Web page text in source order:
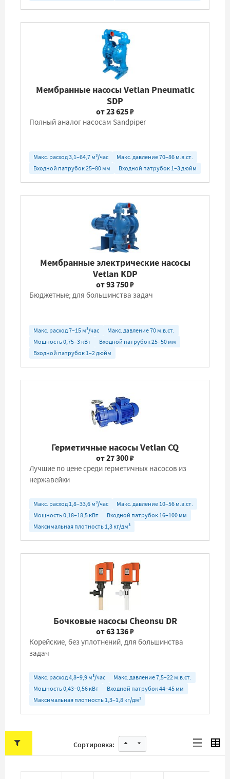
Мембранные насосы Vetlan Pneumatic
SDP
от 23 625 ₽
Полный аналог насосам Sandpiper
Макс. расход 3,1–64,7 м³/час
Макс. давление 70–86 м.в.ст.
Входной патрубок 25–80 мм
Входной патрубок 1–3 дюйм
Мембранные электрические насосы
Vetlan KDP
от 93 750 ₽
Бюджетные; для большинства задач
Макс. расход 7–15 м³/час
Макс. давление 70 м.в.ст.
Мощность 0,75–3 кВт
Входной патрубок 25–50 мм
Входной патрубок 1–2 дюйм
Герметичные насосы Vetlan CQ
от 27 300 ₽
Лучшие по цене среди герметичных насосов из
нержавейки
Макс. расход 1,8–33,6 м³/час
Макс. давление 10–56 м.в.ст.
Мощность 0,18–18,5 кВт
Входной патрубок 16–100 мм
Максимальная плотность 1,3 кг/дм³
Бочковые насосы Cheonsu DR
от 63 136 ₽
Корейские, без уплотнений, для большинства
задач
Макс. расход 4,8–9,9 м³/час
Макс. давление 7,5–22 м.в.ст.
Мощность 0,43–0,56 кВт
Входной патрубок 44–45 мм
Максимальная плотность 1,3–1,8 кг/дм³
Сортировка: